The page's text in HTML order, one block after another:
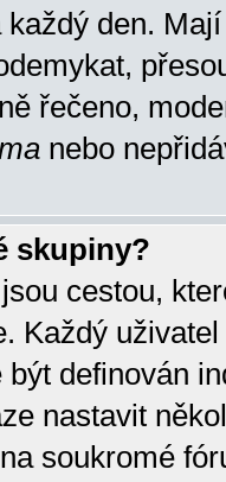
den.
řečeno,
nebo
skupiny?
cestou,
Každý
být definován
nastavit
soukromé